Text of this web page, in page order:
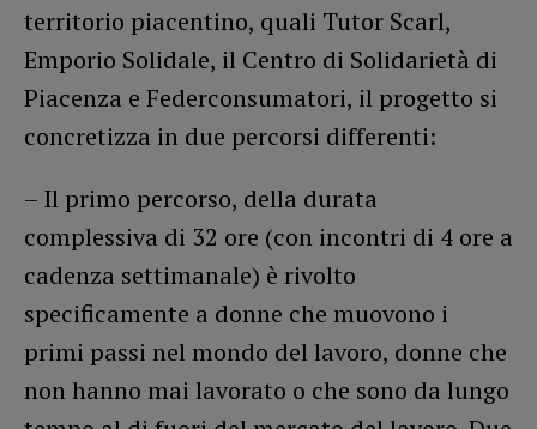
territorio piacentino, quali Tutor Scarl,
Emporio Solidale, il Centro di Solidarietà di
Piacenza e Federconsumatori, il progetto si
concretizza in due percorsi differenti:
– Il primo percorso, della durata
complessiva di 32 ore (con incontri di 4 ore a
cadenza settimanale) è rivolto
specificamente a donne che muovono i
primi passi nel mondo del lavoro, donne che
non hanno mai lavorato o che sono da lungo